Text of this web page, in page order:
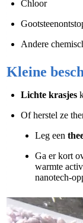
Chloor
Andere
Kleine
Lichte krasjes
Of herstel ze
Leg een
Ga er kort
warmte
nanotech-